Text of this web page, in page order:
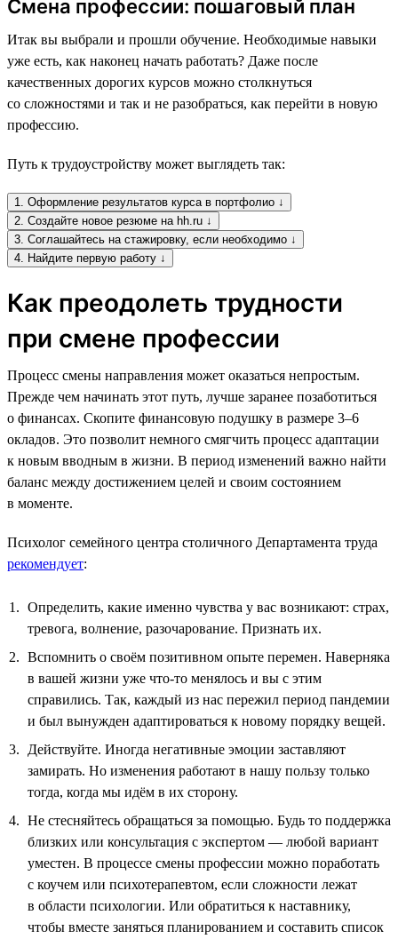
Смена профессии: пошаговый план
Итак вы выбрали и прошли обучение. Необходимые навыки
уже есть, как наконец начать работать? Даже после
качественных дорогих курсов можно столкнуться
со сложностями и так и не разобраться, как перейти в новую
профессию.
Путь к трудоустройству может выглядеть так:
1. Оформление результатов курса в портфолио ↓
2. Создайте новое резюме на hh.ru ↓
3. Соглашайтесь на стажировку, если необходимо ↓
4. Найдите первую работу ↓
Как преодолеть трудности
при смене профессии
Процесс смены направления может оказаться непростым.
Прежде чем начинать этот путь, лучше заранее позаботиться
о финансах. Скопите финансовую подушку в размере 3–6
окладов. Это позволит немного смягчить процесс адаптации
к новым вводным в жизни. В период изменений важно найти
баланс между достижением целей и своим состоянием
в моменте.
Психолог семейного центра столичного Департамента труда
рекомендует:
Определить, какие именно чувства у вас возникают: страх,
тревога, волнение, разочарование. Признать их.
Вспомнить о своём позитивном опыте перемен. Наверняка
в вашей жизни уже что-то менялось и вы с этим
справились. Так, каждый из нас пережил период пандемии
и был вынужден адаптироваться к новому порядку вещей.
Действуйте. Иногда негативные эмоции заставляют
замирать. Но изменения работают в нашу пользу только
тогда, когда мы идём в их сторону.
Не стесняйтесь обращаться за помощью. Будь то поддержка
близких или консультация с экспертом — любой вариант
уместен. В процессе смены профессии можно поработать
с коучем или психотерапевтом, если сложности лежат
в области психологии. Или обратиться к наставнику,
чтобы вместе заняться планированием и составить список